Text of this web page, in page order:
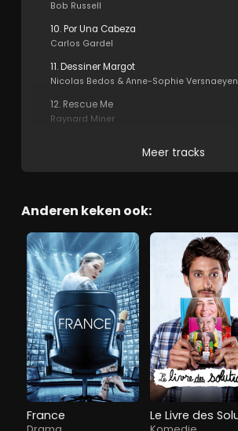
Bob Russell
10. Por Una Cabeza
Carlos Gardel
11. Dessiner Margot
Nicolas Bedos & Anne-Sophie Versnaeyen
12. Rescue Me
Raynard Miner
Meer tracks
Anderen keken ook:
France